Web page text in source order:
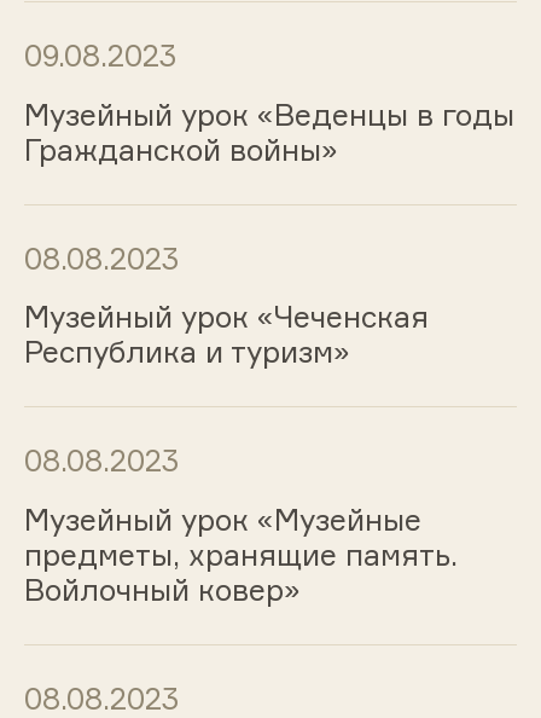
09.08.2023
Музейный урок «Веденцы в годы
Гражданской войны»
08.08.2023
Музейный урок «Чеченская
Республика и туризм»
08.08.2023
Музейный урок «Музейные
предметы, хранящие память.
Войлочный ковер»
08.08.2023